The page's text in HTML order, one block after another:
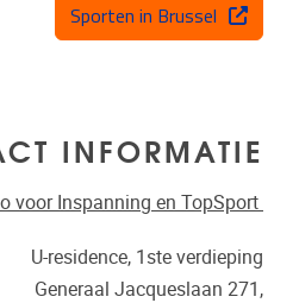
Sporten in Brussel
INFORMATIE
voor Inspanning en TopSport
U-residence, 1ste verdieping
Generaal Jacqueslaan 271,